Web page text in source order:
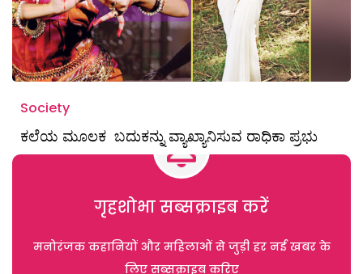
Society
ಕಲೆಯ ಮೂಲಕ ಬದುಕನ್ನು ವ್ಯಾಖ್ಯಾನಿಸುವ ರಾಧಿಕಾ ಪ್ರಭು
गृहशोभा सब्सक्राइब करें
मनोरंजक कहानियों और महिलाओं से जुड़ी हर नई खबर के
लिए सब्सक्राइब करिए